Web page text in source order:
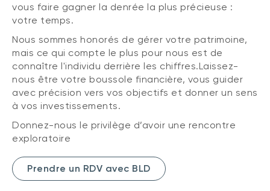
vous faire gagner la denrée la plus précieuse :
votre temps.
Nous sommes honorés de gérer votre patrimoine,
mais ce qui compte le plus pour nous est de
connaître l'individu derrière les chiffres.Laissez-
nous être votre boussole financière, vous guider
avec précision vers vos objectifs et donner un sens
à vos investissements.
Donnez-nous le privilège d’avoir une rencontre
exploratoire
Prendre un RDV avec BLD